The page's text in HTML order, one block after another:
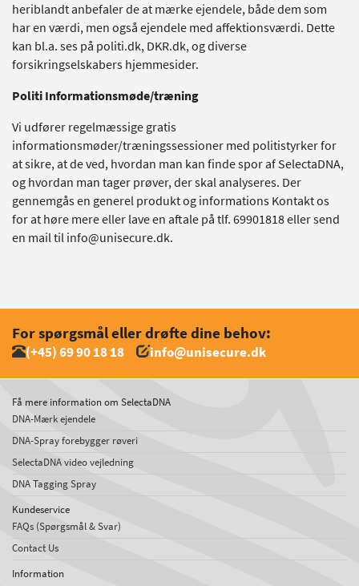
heriblandt anbefaler de at mærke ejendele, både dem som
har en værdi, men også ejendele med affektionsværdi. Dette
kan bl.a. ses på politi.dk, DKR.dk, og diverse
forsikringselskabers hjemmesider.
Politi Informationsmøde/træning
Vi udfører regelmæssige gratis
informationsmøder/træningssessioner med politistyrker for
at sikre, at de ved, hvordan man kan finde spor af SelectaDNA,
og hvordan man tager prøver, der skal analyseres. Der
gennemgås en generel produkt og informations Kontakt os
for at høre mere eller lave en aftale på tlf. 69901818 eller send
en mail til info@unisecure.dk.
For spørgsmål eller drøfte dine behov:
(+45) 69 90 18 18 info@unisecure.dk
Få mere information om SelectaDNA
DNA-Mærk ejendele
DNA-Spray forebygger røveri
SelectaDNA video vejledning
DNA Tagging Spray
Kundeservice
FAQs (Spørgsmål & Svar)
Contact Us
Information